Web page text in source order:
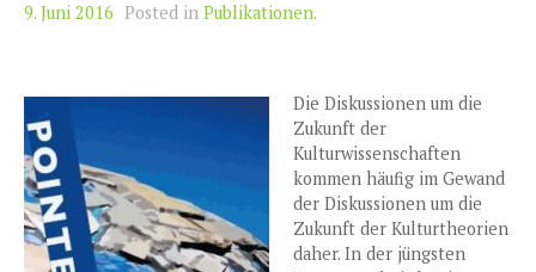
9. Juni 2016 Posted in Publikationen.
Die Diskussionen um die
Zukunft der
Kulturwissenschaften
kommen häufig im Gewand
der Diskussionen um die
Zukunft der Kulturtheorien
daher. In der jüngsten